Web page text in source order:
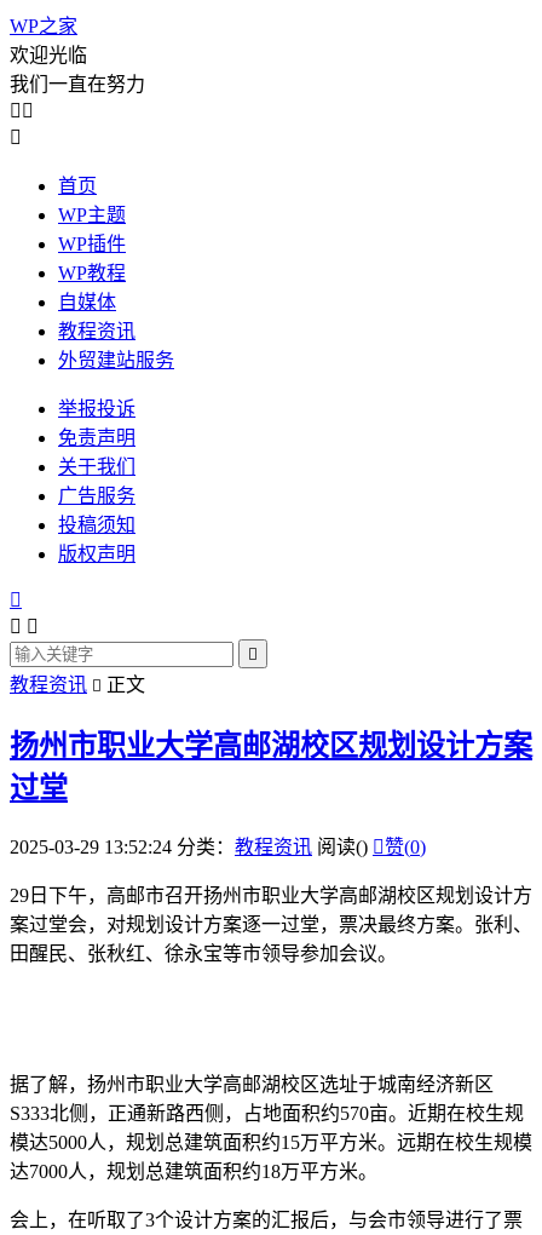
WP之家
欢迎光临
我们一直在努力
 

首页
WP主题
WP插件
WP教程
自媒体
教程资讯
外贸建站服务
举报投诉
免责声明
关于我们
广告服务
投稿须知
版权声明

 

教程资讯  正文
扬州市职业大学高邮湖校区规划设计方案
过堂
2025-03-29 13:52:24 分类： 教程资讯 阅读() 赞(0)
29日下午，高邮市召开扬州市职业大学高邮湖校区规划设计方
案过堂会，对规划设计方案逐一过堂，票决最终方案。张利、
田醒民、张秋红、徐永宝等市领导参加会议。
据了解，扬州市职业大学高邮湖校区选址于城南经济新区
S333北侧，正通新路西侧，占地面积约570亩。近期在校生规
模达5000人，规划总建筑面积约15万平方米。远期在校生规模
达7000人，规划总建筑面积约18万平方米。
会上，在听取了3个设计方案的汇报后，与会市领导进行了票